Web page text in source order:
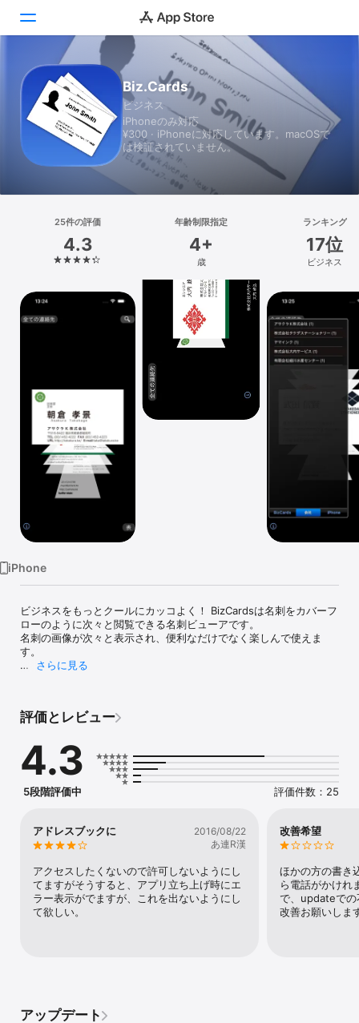
Today
ゲーム
アプリ
検索
プラットフォーム
iPhone
iPad
Mac
TV
Biz.Cards
ビジネス
iPhoneのみ対応
¥300 · iPhoneに対応しています。macOSで
は検証されていません。
25件の評価
4.3
年齢制限指定
4+
歳
ランキング
17位
ビジネス
iPhone
ビジネスをもっとクールにカッコよく！ BizCardsは名刺をカバーフ
ローのように次々と閲覧できる名刺ビューアです。
名刺の画像が次々と表示され、便利なだけでなく楽しんで使えま
す。
名刺情報の登録・編集も可能。
など即座にアクセス。
ブラウザ内蔵によりWEB検索も手軽に行えます。
本体内のアドレスデータもアクセス可能、グループ分けも可能。
名刺データと同じように活用できます。
名刺画像はiPhoneのカメラで撮影するかアルバム内の画像を利用で
きます。
能です。
OCR機能のついた他のアプリで読み込んだ内容も本体内の連絡先を
経由することで利用できます。
-iPhone(iPod touch) の「連絡先」使用
-CSV一括登録
さらに見る
評価とレビュー
4.3
5段階評価中 評価件数：25
アドレスブックに
2016/08/22
あ連R漢
アクセスしたくないので許可しないようにし
てますがそうすると、アプリ立ち上げ時にエ
ラー表示がでますが、これを出ないようにし
て欲しい。
改善希望
ほかの方の書き
ら電話がかけれ
で、updateでの
改善お願いしま
アップデート